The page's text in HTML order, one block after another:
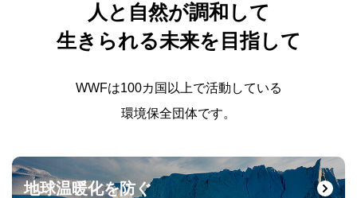
人と自然が調和して
生きられる未来を目指して
WWFは100カ国以上で活動している
環境保全団体です。
地球温暖化を防ぐ